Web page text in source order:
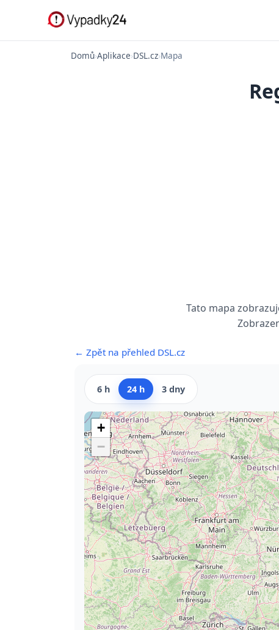
Domů›Aplikace›DSL.cz›Mapa
Tato mapa
← Zpět na přehled DSL.cz
6 h 24 h 3 dny
+
−